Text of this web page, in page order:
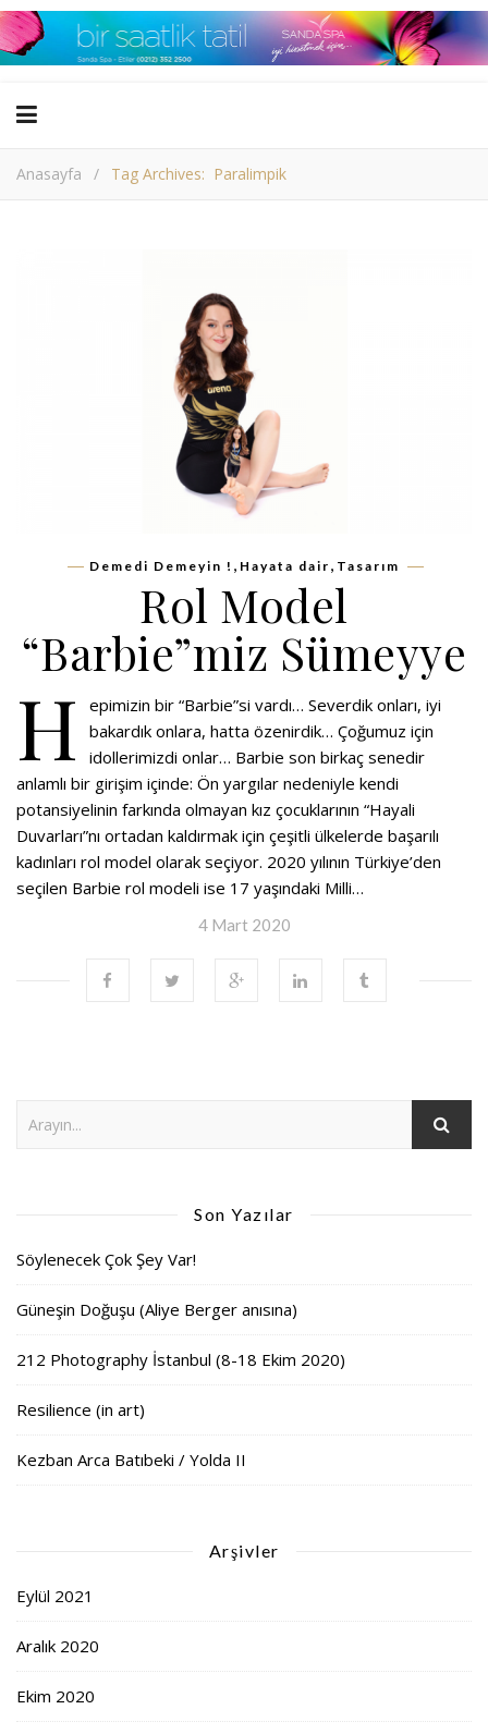
Anasayfa / Tag Archives: Paralimpik
Demedi Demeyin ! , Hayata dair , Tasarım
Rol Model
“Barbie”miz Sümeyye
H
epimizin bir “Barbie”si vardı… Severdik onları, iyi
bakardık onlara, hatta özenirdik… Çoğumuz için
idollerimizdi onlar… Barbie son birkaç senedir
anlamlı bir girişim içinde: Ön yargılar nedeniyle kendi
potansiyelinin farkında olmayan kız çocuklarının “Hayali
Duvarları”nı ortadan kaldırmak için çeşitli ülkelerde başarılı
kadınları rol model olarak seçiyor. 2020 yılının Türkiye’den
seçilen Barbie rol modeli ise 17 yaşındaki Milli…
4 Mart 2020
Son Yazılar
Söylenecek Çok Şey Var!
Güneşin Doğuşu (Aliye Berger anısına)
212 Photography İstanbul (8-18 Ekim 2020)
Resilience (in art)
Kezban Arca Batıbeki / Yolda II
Arşivler
Eylül 2021
Aralık 2020
Ekim 2020